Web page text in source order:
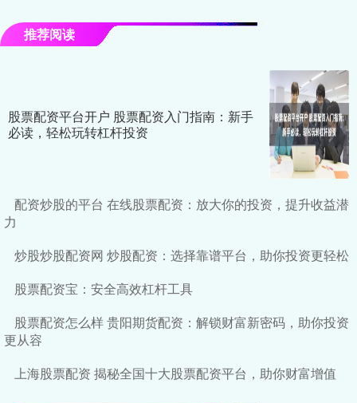
推荐阅读
股票配资平台开户 股票配资入门指南：新手
必读，轻松玩转杠杆投资
配资炒股的平台 在线股票配资：放大你的投资，提升收益潜
力
炒股炒股配资网 炒股配资：选择靠谱平台，助你投资更轻松
股票配资宝：安全高效杠杆工具
股票配资怎么样 贵阳期货配资：解锁财富新密码，助你投资
更从容
上海股票配资 揭秘全国十大股票配资平台，助你财富增值